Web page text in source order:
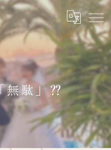
無駄」⁇